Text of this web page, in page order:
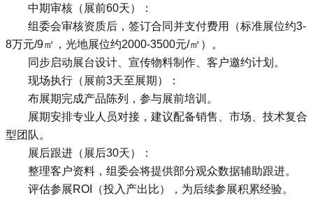
中期审核（展前60天）：
组委会审核资质后，签订合同并支付费用（标准展位约3-
8万元/9㎡，光地展位约2000-3500元/㎡）。
同步启动展台设计、宣传物料制作、客户邀约计划。
现场执行（展前3天至展期）：
布展期完成产品陈列，参与展前培训。
展期安排专业人员对接，建议配备销售、市场、技术复合
型团队。
展后跟进（展后30天）：
整理客户资料，组委会将提供部分观众数据辅助跟进。
评估参展ROI（投入产出比），为后续参展积累经验。